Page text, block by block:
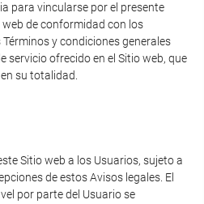
para vincularse por el presente
de conformidad con los
y condiciones generales
servicio ofrecido en el Sitio web, que
su totalidad.
Sitio web a los Usuarios, sujeto a
de estos Avisos legales. El
por parte del Usuario se